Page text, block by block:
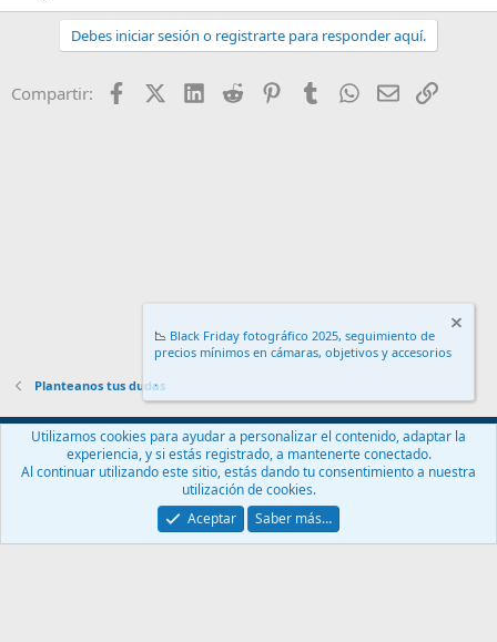
Debes iniciar sesión o registrarte para responder aquí.
Compartir: FacebookX (Twitter)
LinkedIn
Reddit PinterestTumblr WhatsApp
EmailEnlace
Planteanos tus dudas
Español (ES)
Contáctanos
Términos y reglas Política de privacidad
Ayuda
Community platform by XenForo® © 2010-2024 XenForo Ltd.
📉 Black Friday fotográfico 2025, seguimiento de
precios mínimos en cámaras, objetivos y accesorios
.
Utilizamos cookies para ayudar a personalizar el contenido, adaptar la
experiencia, y si estás registrado, a mantenerte conectado.
Al continuar utilizando este sitio, estás dando tu consentimiento a nuestra
utilización de cookies.
Aceptar
Saber más…